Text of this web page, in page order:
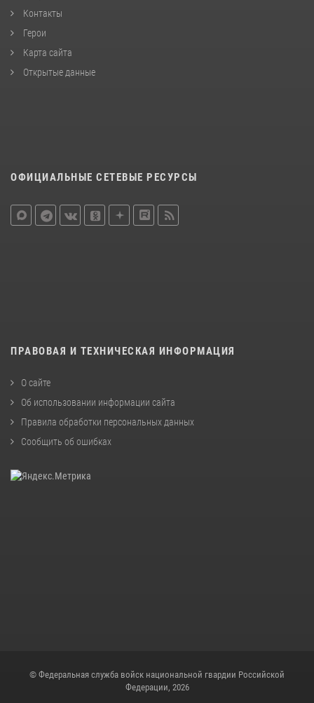
Контакты
Герои
Карта сайта
Открытые данные
ОФИЦИАЛЬНЫЕ СЕТЕВЫЕ РЕСУРСЫ
ПРАВОВАЯ И ТЕХНИЧЕСКАЯ ИНФОРМАЦИЯ
О сайте
Об использовании информации сайта
Правила обработки персональных данных
Сообщить об ошибках
© Федеральная служба войск национальной гвардии Российской
Федерации, 2026